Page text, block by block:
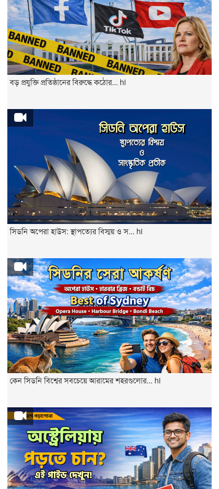
বড় প্রযুক্তি প্রতিষ্ঠানের বিরুদ্ধে কঠোর... hi
সিডনি অপেরা হাউস: স্থাপত্যের বিস্ময় ও স... hi
কেন সিডনি বিশ্বের সবচেয়ে আরামের শহরগুলোর... hi